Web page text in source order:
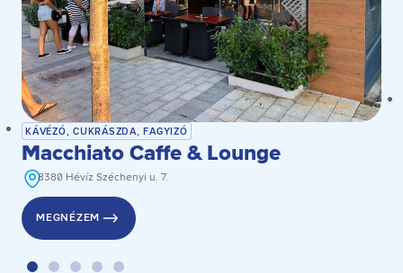
KÁVÉZÓ, CUKRÁSZDA, FAGYIZÓ
Macchiato Caffe & Lounge
8380 Hévíz Széchenyi u. 7.
MEGNÉZEM